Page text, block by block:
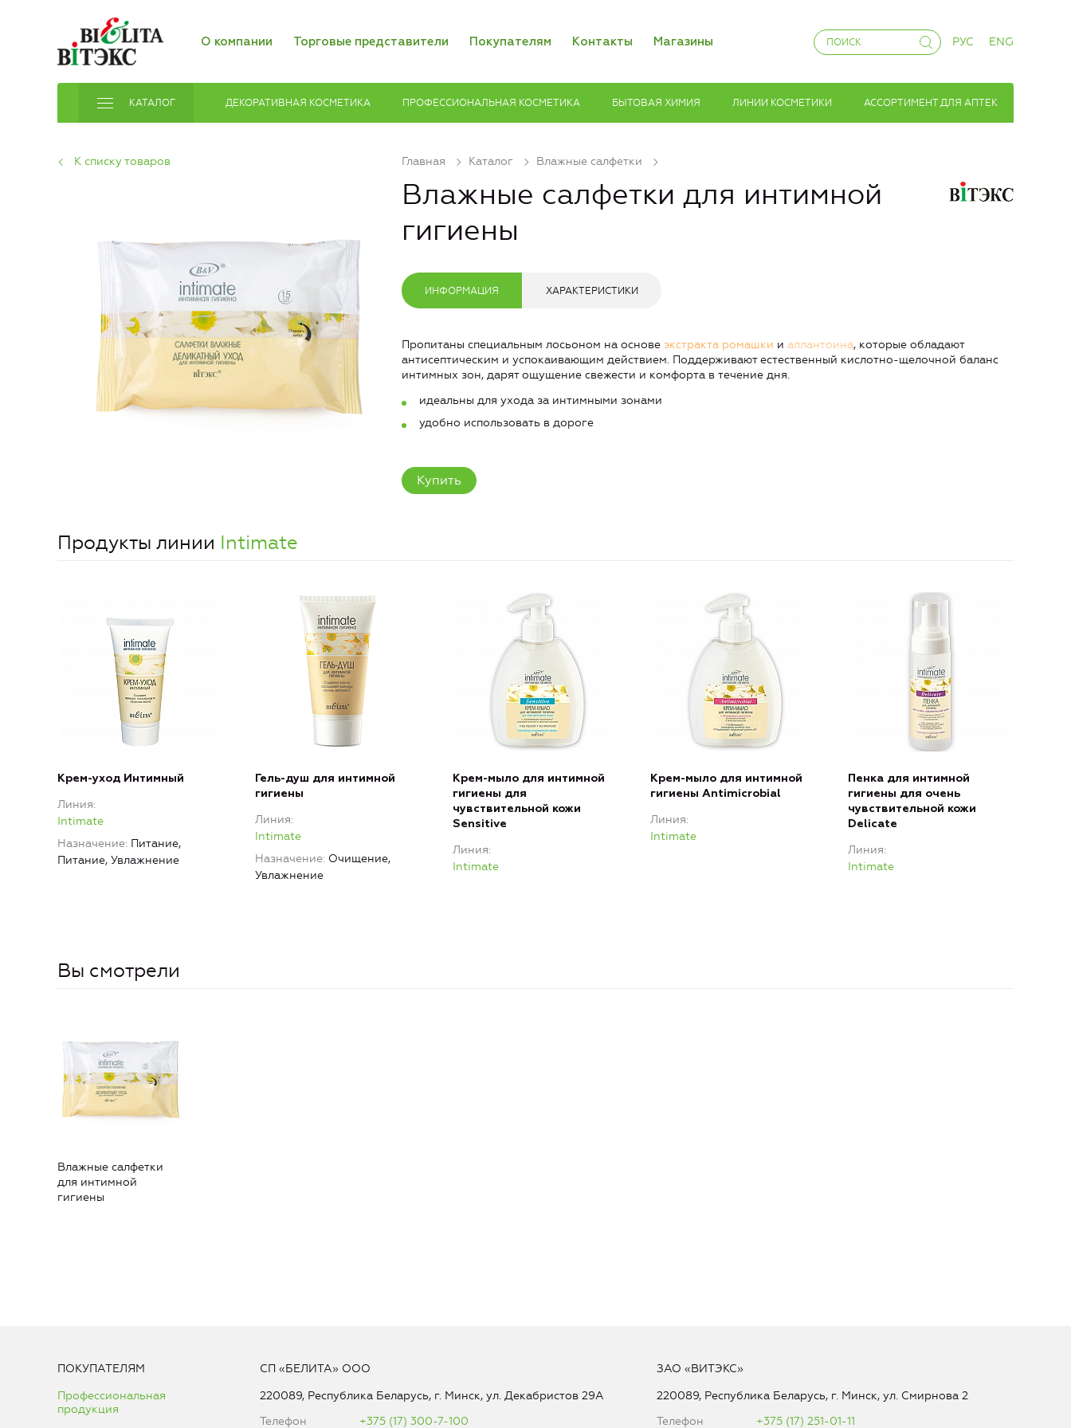
О компании Торговые представители Покупателям Контакты Магазины РУС ENG
КАТАЛОГ ДЕКОРАТИВНАЯ КОСМЕТИКА ПРОФЕССИОНАЛЬНАЯ КОСМЕТИКА БЫТОВАЯ ХИМИЯ ЛИНИИ КОСМЕТИКИ АССОРТИМЕНТ ДЛЯ АПТЕК
Главная Каталог Влажные салфетки
К списку товаров
Влажные салфетки для интимной
гигиены
ИНФОРМАЦИЯ ХАРАКТЕРИСТИКИ
Пропитаны специальным лосьоном на основе экстракта ромашки и аллантоина, которые обладают
антисептическим и успокаивающим действием. Поддерживают естественный кислотно-щелочной баланс
интимных зон, дарят ощущение свежести и комфорта в течение дня.
идеальны для ухода за интимными зонами
удобно использовать в дороге
Купить
Продукты линии Intimate
Крем-уход Интимный
Линия
Intimate
Назначение Питание,
Питание, Увлажнение
Гель-душ для интимной
гигиены
Линия
Intimate
Назначение Очищение,
Увлажнение
Крем-мыло для интимной
гигиены для
чувствительной кожи
Sensitive
Линия
Intimate
Крем-мыло для интимной
гигиены Antimicrobial
Линия
Intimate
Пенка для интимной
гигиены для очень
чувствительной кожи
Delicate
Линия
Intimate
Вы смотрели
Влажные салфетки
для интимной
гигиены
ПОКУПАТЕЛЯМ
Профессиональная
продукция
СП «БЕЛИТА» ООО
220089, Республика Беларусь, г. Минск, ул. Декабристов 29А
Телефон
+375 (17) 300-7-100
ЗАО «ВИТЭКС»
220089, Республика Беларусь, г. Минск, ул. Смирнова 2
Телефон
+375 (17) 251-01-11